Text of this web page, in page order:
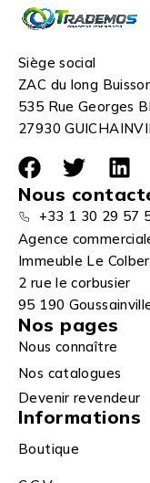
Siège social
ZAC du long
535 Rue Georges
27930
Nous
+33 1 30 29 57
Agence
Immeuble Le
2 rue le corbusier
95 190
Nos pages
Nous connaître
Nos catalogues
Devenir revendeur
Informations
Boutique